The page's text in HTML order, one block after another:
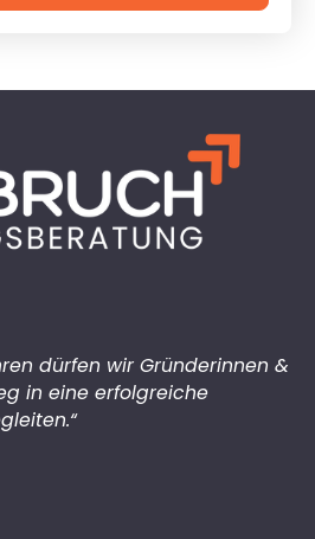
dürfen wir Gründerinnen &
in eine erfolgreiche